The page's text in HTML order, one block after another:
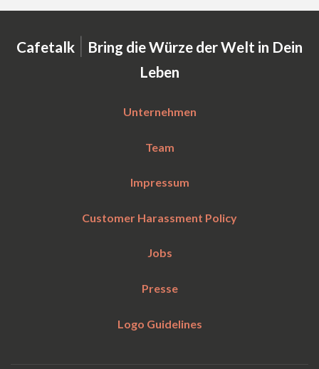
Cafetalk | Bring die Würze der Welt in Dein
Leben
Unternehmen
Team
Impressum
Customer Harassment Policy
Jobs
Presse
Logo Guidelines